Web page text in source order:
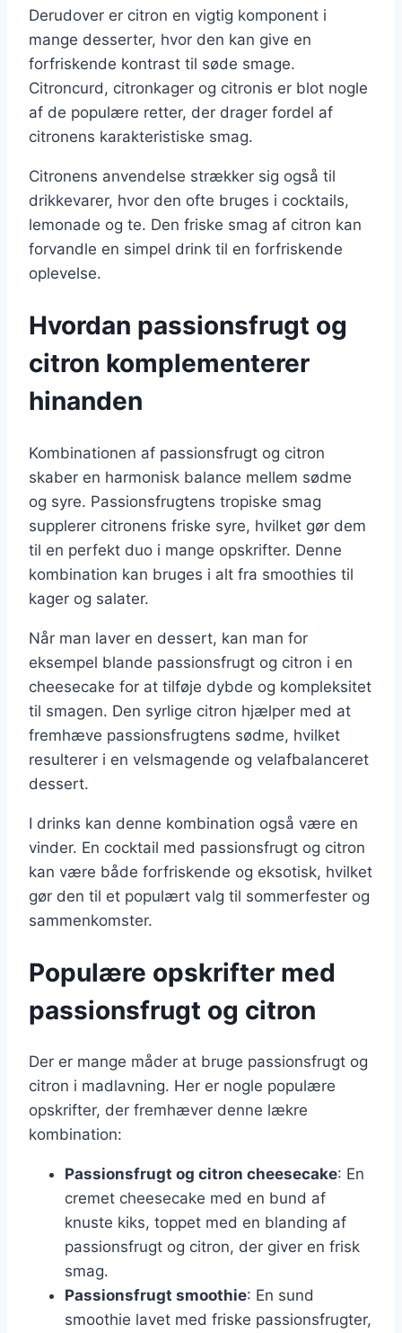
Derudover er citron en vigtig komponent i
mange desserter, hvor den kan give en
forfriskende kontrast til søde smage.
Citroncurd, citronkager og citronis er blot nogle
af de populære retter, der drager fordel af
citronens karakteristiske smag.
Citronens anvendelse strækker sig også til
drikkevarer, hvor den ofte bruges i cocktails,
lemonade og te. Den friske smag af citron kan
forvandle en simpel drink til en forfriskende
oplevelse.
Hvordan passionsfrugt og
citron komplementerer
hinanden
Kombinationen af passionsfrugt og citron
skaber en harmonisk balance mellem sødme
og syre. Passionsfrugtens tropiske smag
supplerer citronens friske syre, hvilket gør dem
til en perfekt duo i mange opskrifter. Denne
kombination kan bruges i alt fra smoothies til
kager og salater.
Når man laver en dessert, kan man for
eksempel blande passionsfrugt og citron i en
cheesecake for at tilføje dybde og kompleksitet
til smagen. Den syrlige citron hjælper med at
fremhæve passionsfrugtens sødme, hvilket
resulterer i en velsmagende og velafbalanceret
dessert.
I drinks kan denne kombination også være en
vinder. En cocktail med passionsfrugt og citron
kan være både forfriskende og eksotisk, hvilket
gør den til et populært valg til sommerfester og
sammenkomster.
Populære opskrifter med
passionsfrugt og citron
Der er mange måder at bruge passionsfrugt og
citron i madlavning. Her er nogle populære
opskrifter, der fremhæver denne lækre
kombination:
Passionsfrugt og citron cheesecake: En
cremet cheesecake med en bund af
knuste kiks, toppet med en blanding af
passionsfrugt og citron, der giver en frisk
smag.
Passionsfrugt smoothie: En sund
smoothie lavet med friske passionsfrugter,